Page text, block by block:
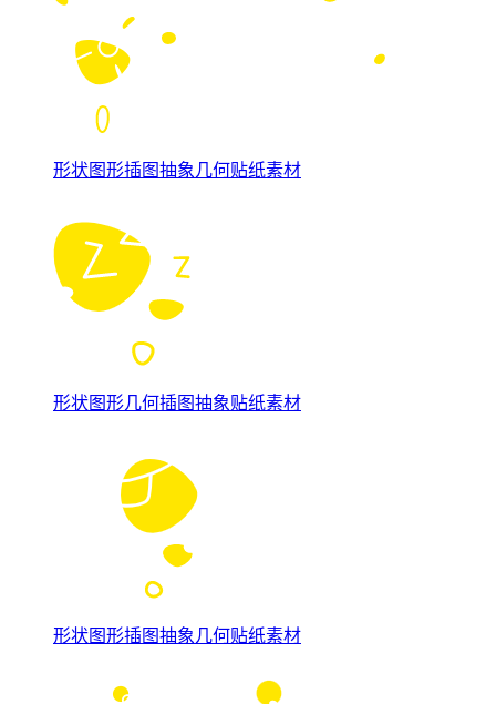
形状图形插图抽象几何贴纸素材
形状图形几何插图抽象贴纸素材
形状图形插图抽象几何贴纸素材